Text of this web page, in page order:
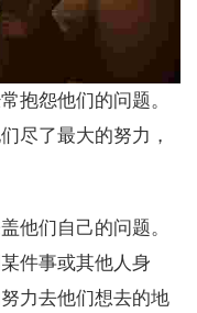
抱怨他们的问题。
尽了最大的努力，
他们自己的问题。
件事或其他人身
力去他们想去的地